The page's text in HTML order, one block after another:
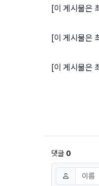
[이 게시물은
[이 게시물은
[이 게시물은
댓글 0
댓글쓰기
이름 필수